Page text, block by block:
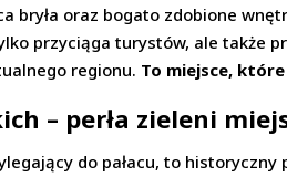
bryła oraz bogato zdobione
przyciąga turystów, ale także
regionu. To miejsce,
– perła zieleni
do pałacu, to